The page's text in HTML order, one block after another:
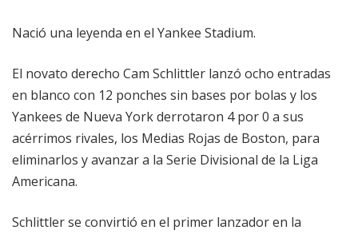
Nació una leyenda en el Yankee Stadium.
El novato derecho Cam Schlittler lanzó ocho entradas
en blanco con 12 ponches sin bases por bolas y los
Yankees de Nueva York derrotaron 4 por 0 a sus
acérrimos rivales, los Medias Rojas de Boston, para
eliminarlos y avanzar a la Serie Divisional de la Liga
Americana.
Schlittler se convirtió en el primer lanzador en la